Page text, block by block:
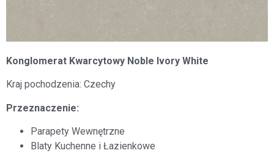
Konglomerat Kwarcytowy Noble Ivory White
Kraj pochodzenia: Czechy
Przeznaczenie:
Parapety Wewnętrzne
Blaty Kuchenne i Łazienkowe